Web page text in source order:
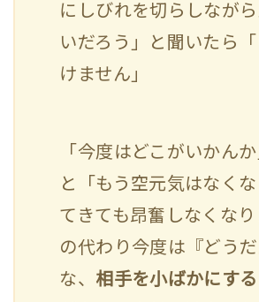
にしびれを切らしなが
いだろう」と聞いたら
けません」
「今度はどこがいかん
と「もう空元気はなく
てきても昂奮しなくな
の代わり今度は『どう
な、 相手を小ばかにする